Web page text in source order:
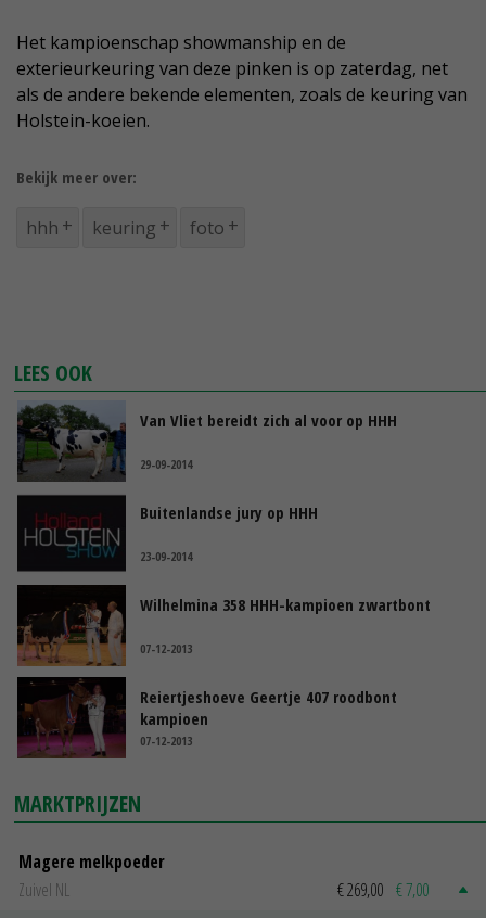
Het kampioenschap showmanship en de
exterieurkeuring van deze pinken is op zaterdag, net
als de andere bekende elementen, zoals de keuring van
Holstein-koeien.
Bekijk meer over:
hhh keuring foto
LEES OOK
Van Vliet bereidt zich al voor op HHH
29-09-2014
Buitenlandse jury op HHH
23-09-2014
Wilhelmina 358 HHH-kampioen zwartbont
07-12-2013
Reiertjeshoeve Geertje 407 roodbont
kampioen
07-12-2013
MARKTPRIJZEN
Magere melkpoeder
Zuivel NL
€ 269,00 € 7,00